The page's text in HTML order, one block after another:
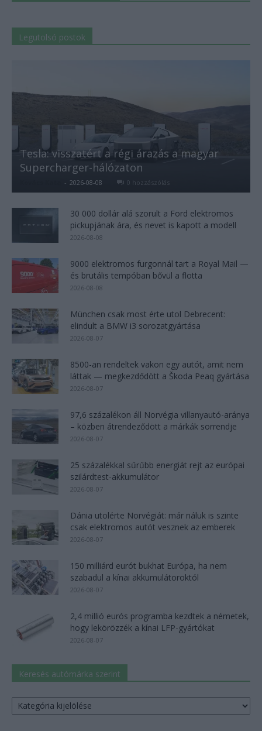
Legutolsó postok
Tesla: visszatért a régi árazás a magyar
Supercharger-hálózaton
- 2026-08-08 0 hozzászólás
30 000 dollár alá szorult a Ford elektromos
pickupjának ára, és nevet is kapott a modell
2026-08-08
9000 elektromos furgonnál tart a Royal Mail —
és brutális tempóban bővül a flotta
2026-08-08
München csak most érte utol Debrecent:
elindult a BMW i3 sorozatgyártása
2026-08-07
8500-an rendeltek vakon egy autót, amit nem
láttak — megkezdődött a Škoda Peaq gyártása
2026-08-07
97,6 százalékon áll Norvégia villanyautó-aránya
– közben átrendeződött a márkák sorrendje
2026-08-07
25 százalékkal sűrűbb energiát rejt az európai
szilárdtest-akkumulátor
2026-08-07
Dánia utolérte Norvégiát: már náluk is szinte
csak elektromos autót vesznek az emberek
2026-08-07
150 milliárd eurót bukhat Európa, ha nem
szabadul a kínai akkumulátoroktól
2026-08-07
2,4 millió eurós programba kezdtek a németek,
hogy lekörözzék a kínai LFP-gyártókat
2026-08-07
Keresés autómárka szerint
Keresés
autómárka